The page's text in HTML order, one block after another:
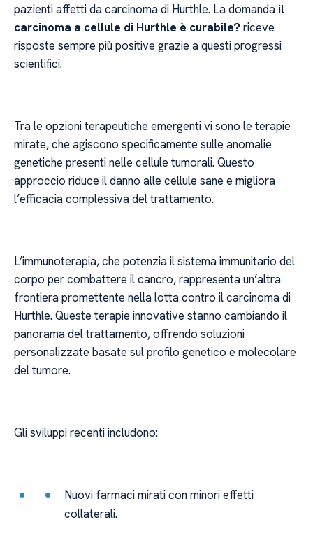
pazienti affetti da carcinoma di Hurthle. La domanda il
carcinoma a cellule di Hurthle è curabile? riceve
risposte sempre più positive grazie a questi progressi
scientifici.
Tra le opzioni terapeutiche emergenti vi sono le terapie
mirate, che agiscono specificamente sulle anomalie
genetiche presenti nelle cellule tumorali. Questo
approccio riduce il danno alle cellule sane e migliora
l’efficacia complessiva del trattamento.
L’immunoterapia, che potenzia il sistema immunitario del
corpo per combattere il cancro, rappresenta un’altra
frontiera promettente nella lotta contro il carcinoma di
Hurthle. Queste terapie innovative stanno cambiando il
panorama del trattamento, offrendo soluzioni
personalizzate basate sul profilo genetico e molecolare
del tumore.
Gli sviluppi recenti includono:
Nuovi farmaci mirati con minori effetti
collaterali.